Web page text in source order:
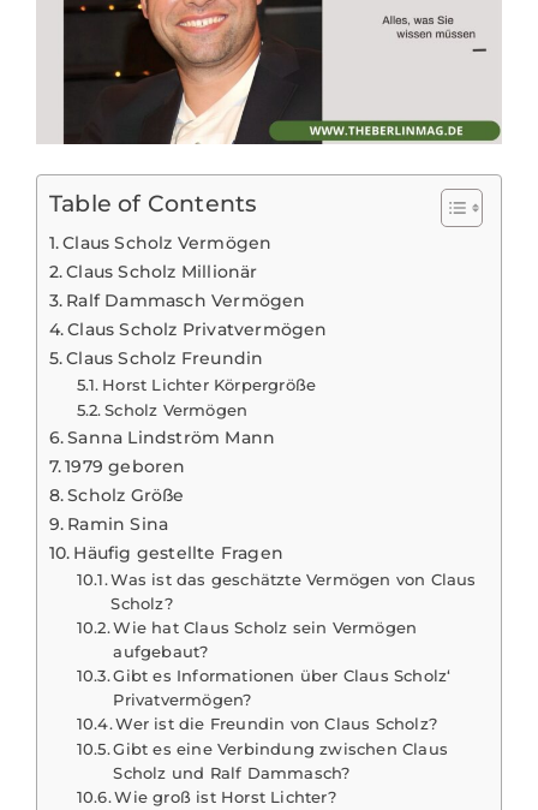
Table of Contents
Claus Scholz Vermögen
Claus Scholz Millionär
Ralf Dammasch Vermögen
Claus Scholz Privatvermögen
Claus Scholz Freundin
Horst Lichter Körpergröße
Scholz Vermögen
Sanna Lindström Mann
1979 geboren
Scholz Größe
Ramin Sina
Häufig gestellte Fragen
Was ist das geschätzte Vermögen von Claus
Scholz?
Wie hat Claus Scholz sein Vermögen
aufgebaut?
Gibt es Informationen über Claus Scholz‘
Privatvermögen?
Wer ist die Freundin von Claus Scholz?
Gibt es eine Verbindung zwischen Claus
Scholz und Ralf Dammasch?
Wie groß ist Horst Lichter?